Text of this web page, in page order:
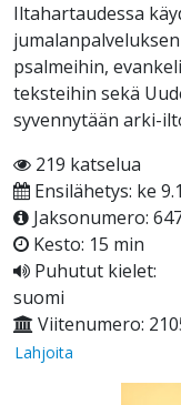
Iltahartaudessa
psalmeihin,
teksteihin sekä
syvennytään arki-
219 katselua
Ensilähetys: ke
Jaksonumero:
Kesto: 15 min
Puhutut kielet:
suomi
Viitenumero:
Lahjoita